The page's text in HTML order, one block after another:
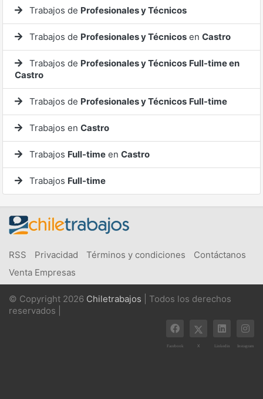
Trabajos de Profesionales y Técnicos
Trabajos de Profesionales y Técnicos en Castro
Trabajos de Profesionales y Técnicos Full-time en
Castro
Trabajos de Profesionales y Técnicos Full-time
Trabajos en Castro
Trabajos Full-time en Castro
Trabajos Full-time
RSS Privacidad Términos y condiciones
Contáctanos
Venta Empresas
© Copyright 2026 Chiletrabajos | Todos los derechos
reservados |
Facebook X Linkedin Instagram